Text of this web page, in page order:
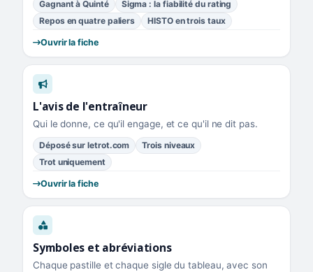
Gagnant à Quinté
Sigma : la fiabilité du rating
Repos en quatre paliers
HISTO en trois taux
Ouvrir la fiche
L'avis de l'entraîneur
Qui le donne, ce qu'il engage, et ce qu'il ne dit pas.
Déposé sur letrot.com
Trois niveaux
Trot uniquement
Ouvrir la fiche
Symboles et abréviations
Chaque pastille et chaque sigle du tableau, avec son